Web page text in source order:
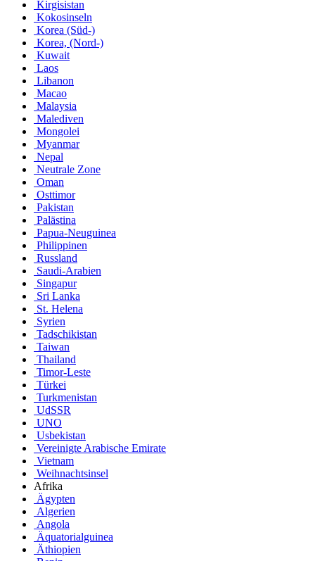
Kirgisistan
Kokosinseln
Korea (Süd-)
Korea, (Nord-)
Kuwait
Laos
Libanon
Macao
Malaysia
Malediven
Mongolei
Myanmar
Nepal
Neutrale Zone
Oman
Osttimor
Pakistan
Palästina
Papua-Neuguinea
Philippinen
Russland
Saudi-Arabien
Singapur
Sri Lanka
St. Helena
Syrien
Tadschikistan
Taiwan
Thailand
Timor-Leste
Türkei
Turkmenistan
UdSSR
UNO
Usbekistan
Vereinigte Arabische Emirate
Vietnam
Weihnachtsinsel
Afrika
Ägypten
Algerien
Angola
Äquatorialguinea
Äthiopien